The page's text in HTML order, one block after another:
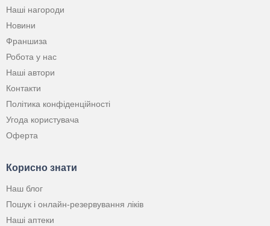
Наші нагороди
Новини
Франшиза
Робота у нас
Наші автори
Контакти
Політика конфіденційності
Угода користувача
Оферта
Корисно знати
Наш блог
Пошук і онлайн-резервування ліків
Наші аптеки